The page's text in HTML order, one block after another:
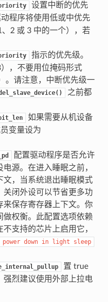
设置中断的优先
动程序将使用低或中优先
2 或 3 中的一个），若
指示的优先级。
，不要用位掩码形式
。请注意，中断优先级一
之前都
如果需要从机设备
变量设为
配置驱动程序是否允许
源。在进入睡眠之前，
文，当系统退出睡眠模式
关闭外设可以节省更多功
来保存寄存器上下文。你
做权衡。此配置选项依赖
支持的芯片上启用它，
power down in light sleep
置 true
强烈建议使用外部上拉电